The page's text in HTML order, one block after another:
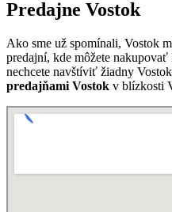
Predajne Vostok
Ako sme už spomínali, Vostok
predajní, kde môžete
nechcete navštíviť žiadny
predajňami Vostok v blízkosti